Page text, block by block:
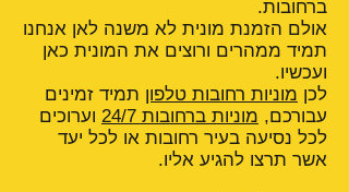
ברחובות.
אולם הזמנת מונית לא משנה לאן אנחנו
תמיד ממהרים ורוצים את המונית כאן
ועכשיו.
לכן מוניות רחובות טלפון תמיד זמינים
עבורכם, מוניות ברחובות 24/7
וערוכים
לכל נסיעה בעיר רחובות או לכל יעד
אשר תרצו להגיע אליו.